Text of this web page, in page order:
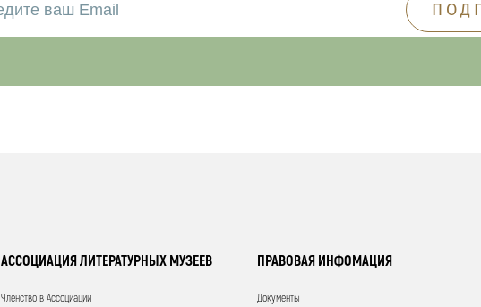
АССОЦИАЦИЯ ЛИТЕРАТУРНЫХ МУЗЕЕВ
Членство в Ассоциации
ПРАВОВАЯ ИНФОМАЦИЯ
Документы